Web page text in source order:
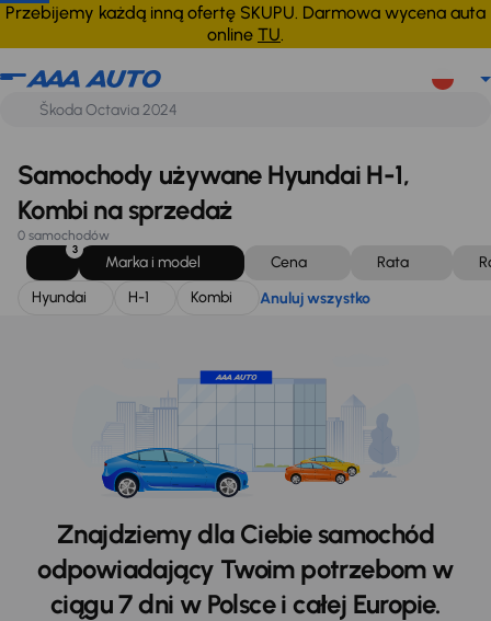
Przebijemy każdą inną ofertę SKUPU. Darmowa wycena auta
online TU.
Hyundai H-1 Kombi Anuluj wszystko
Samochody używane Hyundai H-1,
Kombi na sprzedaż
0 samochodów
3
Marka i model Cena Rata
Hyundai
H-1 Kombi Anuluj wszystko
Znajdziemy dla Ciebie samochód
odpowiadający Twoim potrzebom w
ciągu 7 dni w Polsce i całej Europie.